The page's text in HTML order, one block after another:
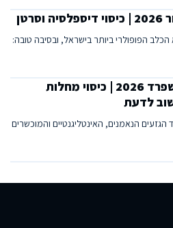
הפופולרי ביותר בישראל, ובסיבה טובה:
ביטוח לגרמן שפרד 2026 | כיסוי מחלות
לדעת
הנאמנים, האינטליגנטיים והמוכשרים